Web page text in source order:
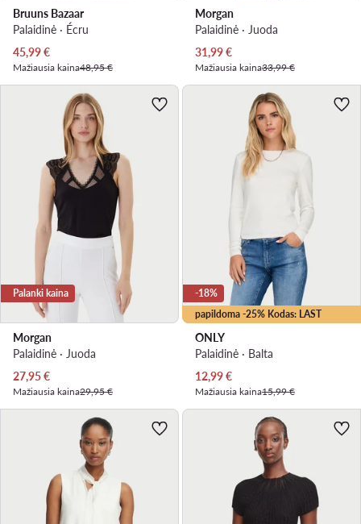
Bruuns Bazaar
Palaidinė · Écru
Dabartinė kaina
45,99€
Mažiausia kaina48,95 €
Morgan
Palaidinė · Juoda
Dabartinė kaina
31,99€
Mažiausia kaina33,99 €
Palanki kaina
Morgan
Palaidinė · Juoda
Dabartinė kaina
27,95€
Mažiausia kaina29,95 €
papildoma -25% Kodas: LAST
-18%
ONLY
Palaidinė · Balta
Dabartinė kaina
12,99€
Mažiausia kaina15,99 €